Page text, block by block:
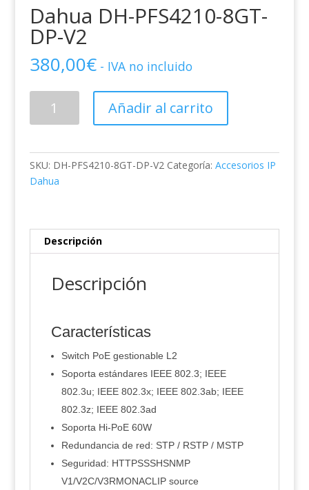
Dahua DH-PFS4210-8GT-
DP-V2
380,00€ - IVA no incluido
DP-
V2
Añadir al carrito
SKU: DH-PFS4210-8GT-DP-V2 Categoría: Accesorios IP
Dahua
Descripción
Descripción
Características
Switch PoE gestionable L2
Soporta estándares IEEE 802.3; IEEE
802.3u; IEEE 802.3x; IEEE 802.3ab; IEEE
802.3z; IEEE 802.3ad
Soporta Hi-PoE 60W
Redundancia de red: STP / RSTP / MSTP
Seguridad: HTTPSSSHSNMP
V1/V2C/V3RMONACL IP source